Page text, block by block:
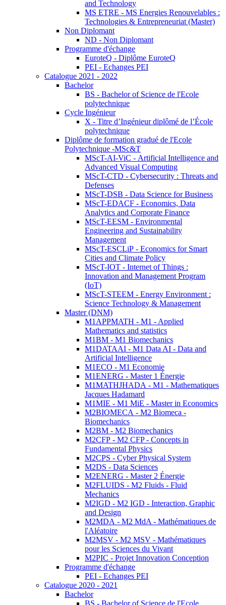
and Technology
MS ETRE - MS Energies Renouvelables :
Technologies & Entrepreneuriat (Master)
Non Diplomant
ND - Non Diplomant
Programme d'échange
EuroteQ - Diplôme EuroteQ
PEI - Echanges PEI
Catalogue 2021 - 2022
Bachelor
BS - Bachelor of Science de l'Ecole
polytechnique
Cycle Ingénieur
X - Titre d’Ingénieur diplômé de l’École
polytechnique
Diplôme de formation gradué de l'Ecole
Polytechnique -MSc&T
MScT-AI-ViC - Artificial Intelligence and
Advanced Visual Computing
MScT-CTD - Cybersecurity : Threats and
Defenses
MScT-DSB - Data Science for Business
MScT-EDACF - Economics, Data
Analytics and Corporate Finance
MScT-EESM - Environmental
Engineering and Sustainability
Management
MScT-ESCLiP - Economics for Smart
Cities and Climate Policy
MScT-IOT - Internet of Things :
Innovation and Management Program
(IoT)
MScT-STEEM - Energy Environment :
Science Technology & Management
Master (DNM)
M1APPMATH - M1 - Applied
Mathematics and statistics
M1BM - M1 Biomechanics
M1DATAAI - M1 Data AI - Data and
Artificial Intelligence
M1ECO - M1 Economie
M1ENERG - Master 1 Énergie
M1MATHJHADA - M1 - Mathematiques
Jacques Hadamard
M1MIE - M1 MiE - Master in Economics
M2BIOMECA - M2 Biomeca -
Biomechanics
M2BM - M2 Biomechanics
M2CFP - M2 CFP - Concepts in
Fundamental Physics
M2CPS - Cyber Physical System
M2DS - Data Sciences
M2ENERG - Master 2 Énergie
M2FLUIDS - M2 Fluids - Fluid
Mechanics
M2IGD - M2 IGD - Interaction, Graphic
and Design
M2MDA - M2 MdA - Mathématiques de
l'Aléatoire
M2MSV - M2 MSV - Mathématiques
pour les Sciences du Vivant
M2PIC - Projet Innovation Conception
Programme d'échange
PEI - Echanges PEI
Catalogue 2020 - 2021
Bachelor
BS - Bachelor of Science de l'Ecole